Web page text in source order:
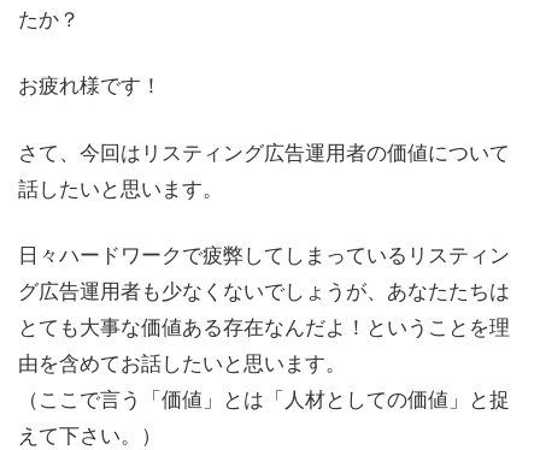
たか？
お疲れ様です！
さて、今回はリスティング広告運用者の価値について
話したいと思います。
日々ハードワークで疲弊してしまっているリスティン
グ広告運用者も少なくないでしょうが、あなたたちは
とても大事な価値ある存在なんだよ！ということを理
由を含めてお話したいと思います。
（ここで言う「価値」とは「人材としての価値」と捉
えて下さい。）